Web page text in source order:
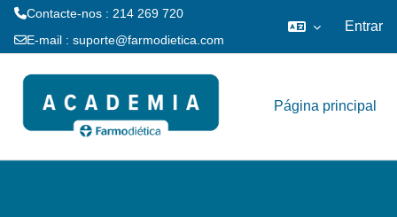
Contacte-nos : 214 269 720
E-mail : suporte@farmodietica.com
Entrar
Página principal